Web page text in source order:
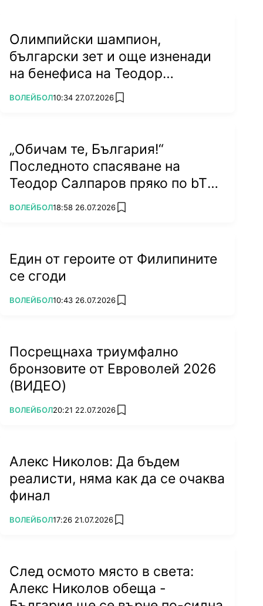
Олимпийски шампион,
български зет и още изненади
на бенефиса на Теодор
Салпаров
ПОВЕЧЕ ОТ
ВОЛЕЙБОЛ10:34 27.07.2026 add favorites
„Обичам те, България!“
Последното спасяване на
Теодор Салпаров пряко по bTV
на 5 септември (ВИДЕО)
ПОВЕЧЕ ОТ
ВОЛЕЙБОЛ18:58 26.07.2026 add favorites
Един от героите от Филипините
се сгоди
ПОВЕЧЕ ОТ
ВОЛЕЙБОЛ10:43 26.07.2026 add favorites
Посрещнаха триумфално
бронзовите от Евроволей 2026
(ВИДЕО)
ПОВЕЧЕ ОТ
ВОЛЕЙБОЛ20:21 22.07.2026 add favorites
Алекс Николов: Да бъдем
реалисти, няма как да се очаква
финал
ПОВЕЧЕ ОТ
ВОЛЕЙБОЛ17:26 21.07.2026 add favorites
След осмото място в света:
Алекс Николов обеща -